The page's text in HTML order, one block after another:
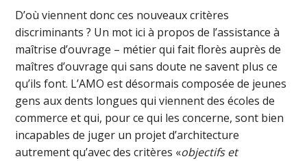
D’où viennent donc ces nouveaux critères
discriminants ? Un mot ici à propos de l’assistance à
maîtrise d’ouvrage – métier qui fait florès auprès de
maîtres d’ouvrage qui sans doute ne savent plus ce
qu’ils font. L’AMO est désormais composée de jeunes
gens aux dents longues qui viennent des écoles de
commerce et qui, pour ce qui les concerne, sont bien
incapables de juger un projet d’architecture
autrement qu’avec des critères «objectifs et